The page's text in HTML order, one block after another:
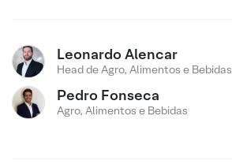
Leonardo Alencar
Head de Agro, Alimentos e Bebidas
Pedro Fonseca
Agro, Alimentos e Bebidas